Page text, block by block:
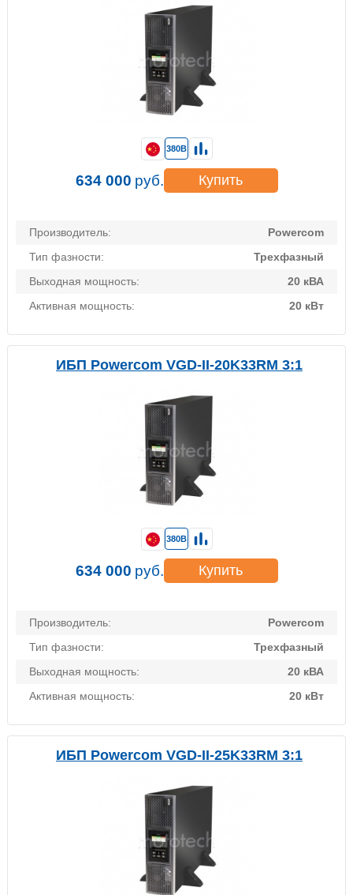
Производитель:
Powercom
Тип фазности:
Трехфазный
Выходная мощность:
20 кВА
Активная мощность:
20 кВт
380В
634 000 руб. Купить
ИБП Powercom VGD-II-20K33RM 3:1
Производитель:
Powercom
Тип фазности:
Трехфазный
Выходная мощность:
20 кВА
Активная мощность:
20 кВт
380В
634 000 руб. Купить
ИБП Powercom VGD-II-25K33RM 3:1